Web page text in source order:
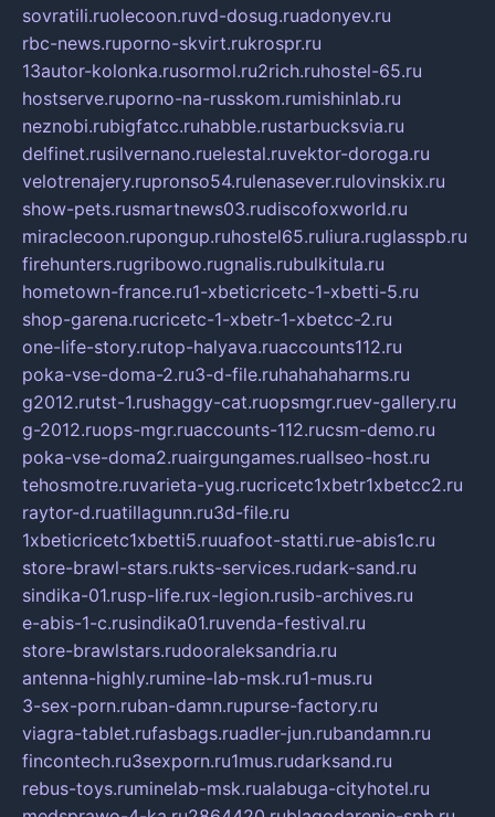
sovratili.ruolecoon.ruvd-dosug.ruadonyev.ru
rbc-news.ruporno-skvirt.rukrospr.ru
13autor-kolonka.rusormol.ru2rich.ruhostel-65.ru
hostserve.ruporno-na-russkom.rumishinlab.ru
neznobi.rubigfatcc.ruhabble.rustarbucksvia.ru
delfinet.rusilvernano.ruelestal.ruvektor-doroga.ru
velotrenajery.rupronso54.rulenasever.rulovinskix.ru
show-pets.rusmartnews03.rudiscofoxworld.ru
miraclecoon.rupongup.ruhostel65.ruliura.ruglasspb.ru
firehunters.rugribowo.rugnalis.rubulkitula.ru
hometown-france.ru1-xbeticricetc-1-xbetti-5.ru
shop-garena.rucricetc-1-xbetr-1-xbetcc-2.ru
one-life-story.rutop-halyava.ruaccounts112.ru
poka-vse-doma-2.ru3-d-file.ruhahahaharms.ru
g2012.rutst-1.rushaggy-cat.ruopsmgr.ruev-gallery.ru
g-2012.ruops-mgr.ruaccounts-112.rucsm-demo.ru
poka-vse-doma2.ruairgungames.ruallseo-host.ru
tehosmotre.ruvarieta-yug.rucricetc1xbetr1xbetcc2.ru
raytor-d.ruatillagunn.ru3d-file.ru
1xbeticricetc1xbetti5.ruuafoot-statti.rue-abis1c.ru
store-brawl-stars.rukts-services.rudark-sand.ru
sindika-01.rusp-life.rux-legion.rusib-archives.ru
e-abis-1-c.rusindika01.ruvenda-festival.ru
store-brawlstars.rudooraleksandria.ru
antenna-highly.rumine-lab-msk.ru1-mus.ru
3-sex-porn.ruban-damn.rupurse-factory.ru
viagra-tablet.rufasbags.ruadler-jun.rubandamn.ru
fincontech.ru3sexporn.ru1mus.rudarksand.ru
rebus-toys.ruminelab-msk.rualabuga-cityhotel.ru